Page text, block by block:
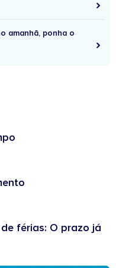
amanhã, ponha o
férias: O prazo já